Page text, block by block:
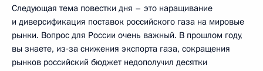
Следующая тема повестки дня – это наращивание
и диверсификация поставок российского газа на мировые
рынки. Вопрос для России очень важный. В прошлом году,
вы знаете, из‑за снижения экспорта газа, сокращения
рынков российский бюджет недополучил десятки